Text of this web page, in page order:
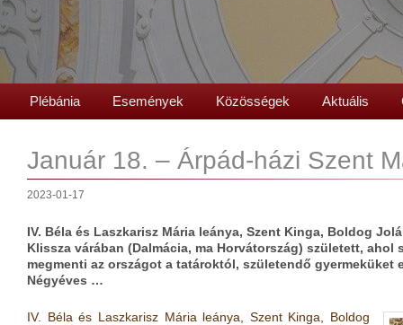
Plébánia Események Közösségek Aktuális
Január 18. – Árpád-házi Szent
2023-01-17
IV. Béla és Laszkarisz Mária leánya, Szent Kinga, Boldog
Klissza várában (Dalmácia, ma Horvátország) született,
megmenti az országot a tatároktól, születendő gyermeküket
Négyéves …
IV. Béla és Laszkarisz Mária leánya, Szent Kinga, Boldog